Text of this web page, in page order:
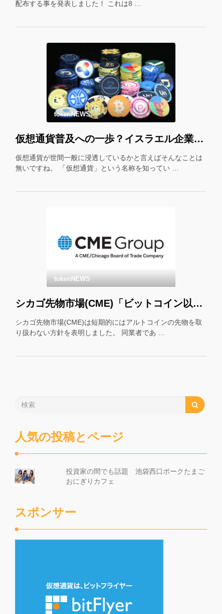
配布する事を発表しました！ これは8 …
tokenNEWS
仮想通貨普及への一歩？イスラエル企業が仮想通貨をギフトカード化！
仮想通貨が世間一般に浸透しているかと言えばそんなことは
無いですね。 「仮想通貨」という名称を知ってい …
tokenNEWS
シカゴ先物市場(CME)「ビットコイン以外の先物はやりません」
シカゴ先物市場(CME)は短期的にはアルトコインの先物を取
り扱わない方針を表明しました。 同業者であ …
人気の投稿とページ
投資家の間でも話題 池袋西口ポークたまご
おにぎりカフェ
スポンサー